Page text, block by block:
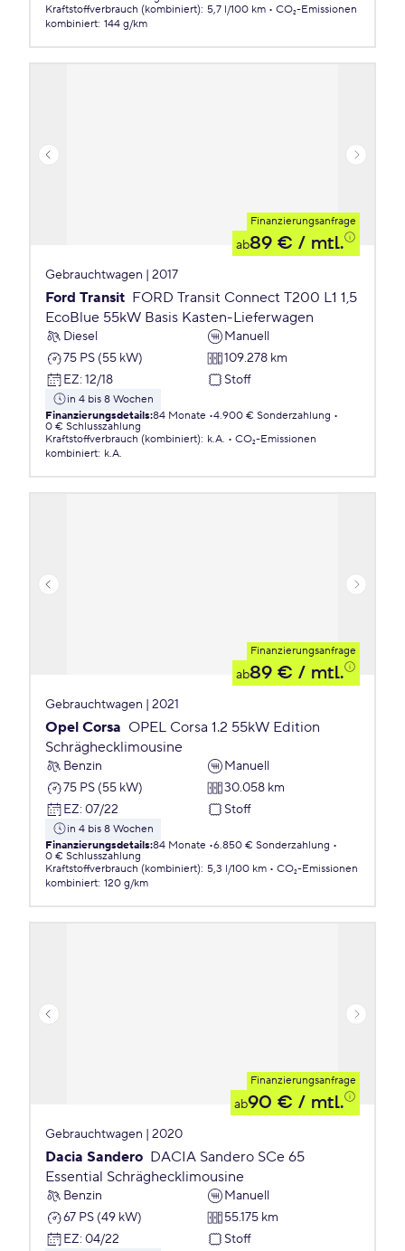
Kraftstoffverbrauch (kombiniert): 5,7 l/100 km
CO₂-Emissionen
kombiniert: 144 g/km
Finanzierungsanfrage
ab89 € / mtl.
Gebrauchtwagen | 2017
Ford Transit FORD Transit Connect T200 L1 1,5
EcoBlue 55kW Basis Kasten-Lieferwagen
Diesel
Manuell
75 PS (55 kW)
109.278 km
EZ: 12/18 Stoff
in 4 bis 8 Wochen
Finanzierungsdetails:84 Monate 4.900 € Sonderzahlung
0 € Schlusszahlung
Kraftstoffverbrauch (kombiniert): k.A.
CO₂-Emissionen
kombiniert: k.A.
Finanzierungsanfrage
ab89 € / mtl.
Gebrauchtwagen | 2021
Opel Corsa OPEL Corsa 1.2 55kW Edition
Schräghecklimousine
Benzin
Manuell
75 PS (55 kW)
30.058 km
EZ: 07/22 Stoff
in 4 bis 8 Wochen
Finanzierungsdetails:84 Monate 6.850 € Sonderzahlung
0 € Schlusszahlung
Kraftstoffverbrauch (kombiniert): 5,3 l/100 km
CO₂-Emissionen
kombiniert: 120 g/km
Finanzierungsanfrage
ab90 € / mtl.
Gebrauchtwagen | 2020
Dacia Sandero DACIA Sandero SCe 65
Essential Schräghecklimousine
Benzin
Manuell
67 PS (49 kW)
55.175 km
EZ: 04/22 Stoff